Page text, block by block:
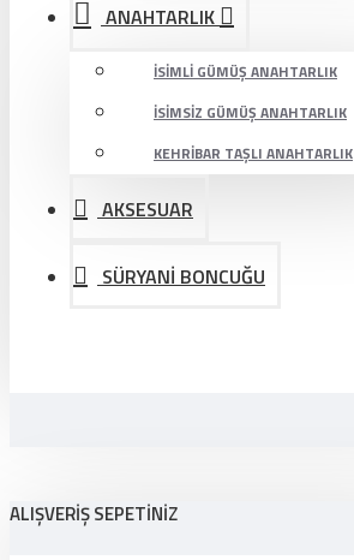
ANAHTARLIK
İSIMLI GÜMÜŞ ANAHTARLIK
İSIMSIZ GÜMÜŞ ANAHTARLIK
KEHRIBAR TAŞLI ANAHTARLIK
AKSESUAR
SÜRYANİ BONCUĞU
ALIŞVERIŞ SEPETINIZ